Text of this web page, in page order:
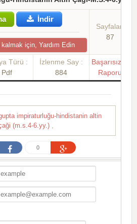
İndir
için, Yardım Edin
Sayfalar:
87
Türü :
Pdf
İzlenme Say :
884
Başarısızlık
Raporu
impiraturluğu-hindistanin altin
(m.s.4-6.yy.)
0